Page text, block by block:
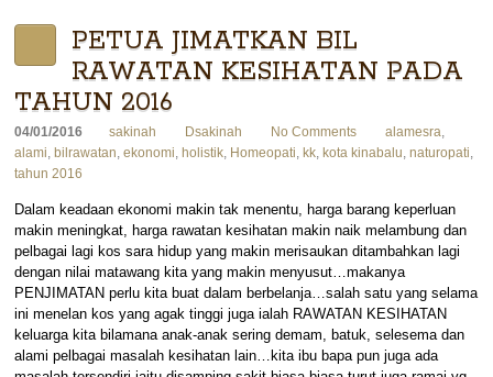
PETUA JIMATKAN BIL
RAWATAN KESIHATAN PADA
TAHUN 2016
04/01/2016 sakinah Dsakinah No Comments alamesra
alami
bilrawatan ,ekonomi holistik Homeopati kk kota kinabalu ,naturopati
tahun 2016
Dalam keadaan ekonomi makin tak menentu, harga barang keperluan
makin meningkat, harga rawatan kesihatan makin naik melambung dan
pelbagai lagi kos sara hidup yang makin merisaukan ditambahkan lagi
dengan nilai matawang kita yang makin menyusut…makanya
PENJIMATAN perlu kita buat dalam berbelanja…salah satu yang selama
ini menelan kos yang agak tinggi juga ialah RAWATAN KESIHATAN
keluarga kita bilamana anak-anak sering demam, batuk, selesema dan
alami pelbagai masalah kesihatan lain…kita ibu bapa pun juga ada